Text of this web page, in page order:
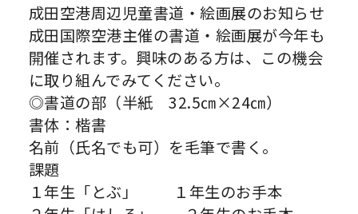
成田空港周辺児童書道・絵画展のお知らせ
成田国際空港主催の書道・絵画展が今年も
開催されます。興味のある方は、この機会
に取り組んでみてください。
◎書道の部（半紙 32.5㎝×24㎝）
書体：楷書
名前（氏名でも可）を毛筆で書く。
課題
１年生「とぶ」
１年生のお手本